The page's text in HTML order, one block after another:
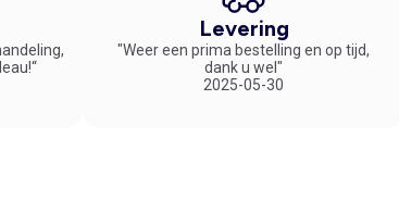
Levering
"Weer een prima bestelling en op tijd,
dank u wel"
2025-05-30